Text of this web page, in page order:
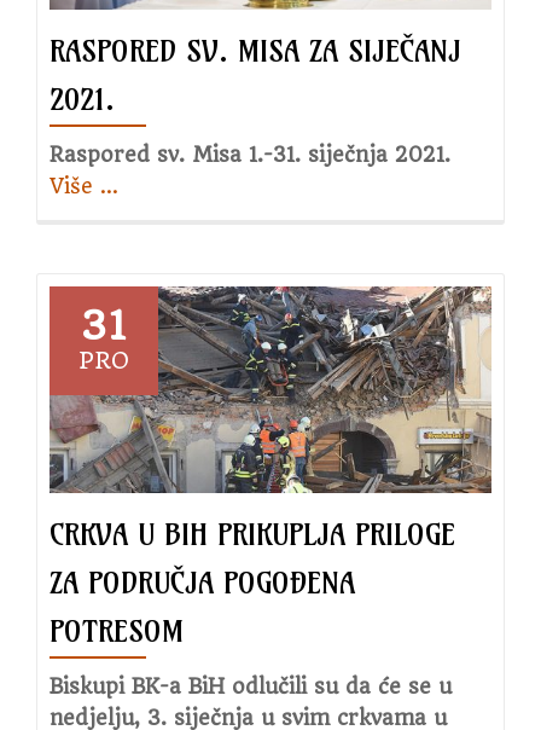
RASPORED SV. MISA ZA SIJEČANJ
2021.
Raspored sv. Misa 1.-31. siječnja 2021.
Više about
Misa
za
siječanj
2021.
…
31
PRO
CRKVA U BIH PRIKUPLJA PRILOGE
ZA PODRUČJA POGOĐENA
POTRESOM
Biskupi BK-a BiH odlučili su da će se u
nedjelju, 3. siječnja u svim crkvama u